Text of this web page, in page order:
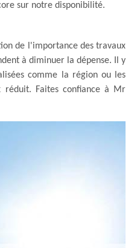
sur notre disponibilité.
de l'importance des travaux
à diminuer la dépense. Il y
comme la région ou les
Faites confiance à Mr